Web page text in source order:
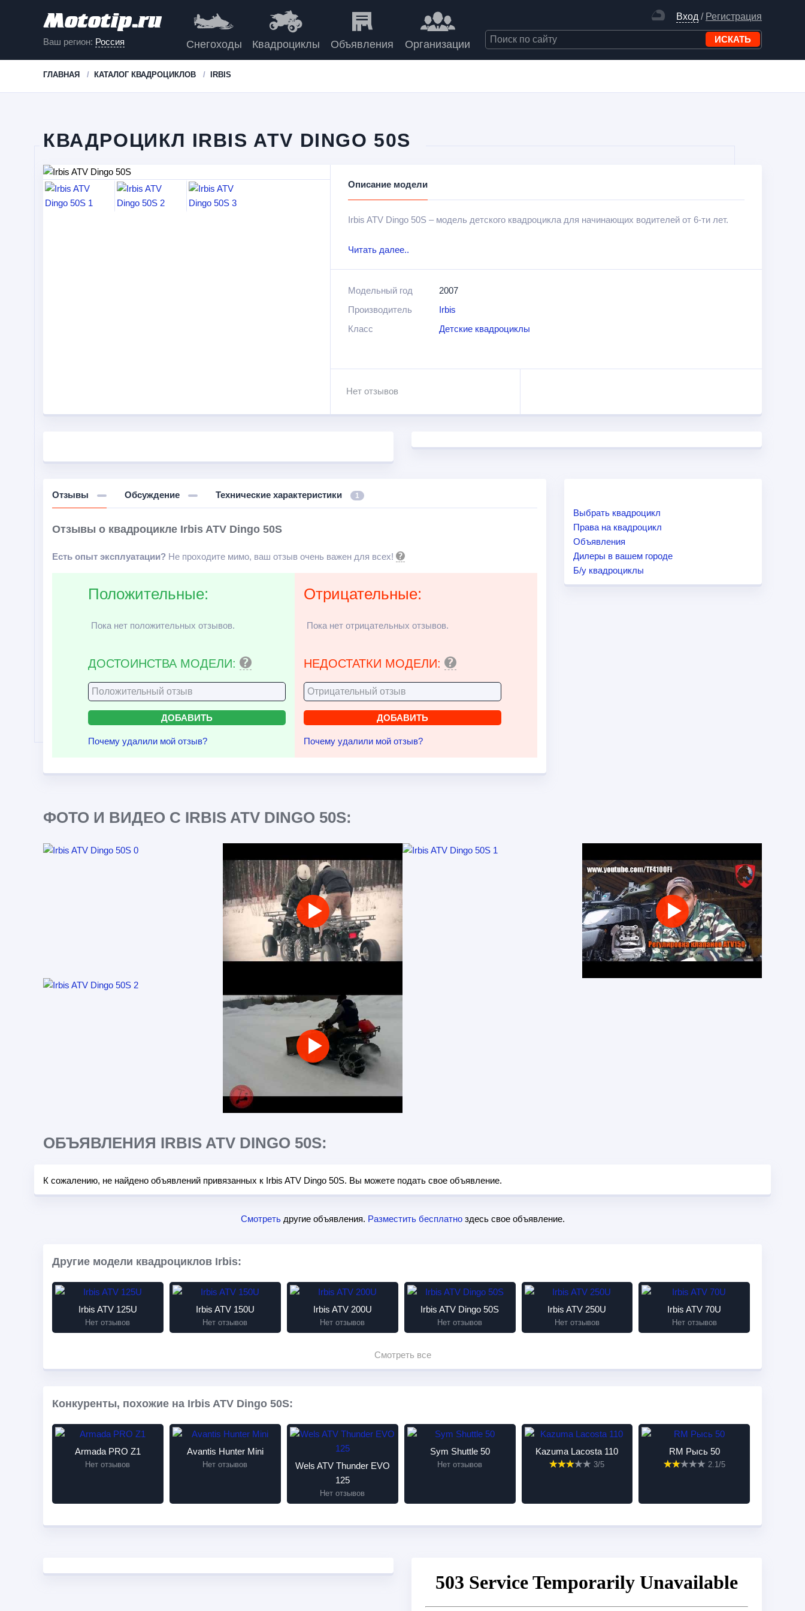
Ваш регион: Россия
Вход / Регистрация
Снегоходы Квадроциклы Объявления Организации
ГЛАВНАЯ КАТАЛОГ КВАДРОЦИКЛОВ IRBIS
КВАДРОЦИКЛ IRBIS ATV DINGO 50S
Описание модели
Irbis ATV Dingo 50S – модель детского квадроцикла для начинающих водителей от 6-ти лет.
Разработан для езды по пересеченной местности.
помещается в гараже) и стремительностью.
Читать далее..
Модельный год
2007
Производитель
Irbis
Класс
Детские квадроциклы
Нет отзывов
Отзывы Обсуждение Технические характеристики 1
Отзывы о квадроцикле Irbis ATV Dingo 50S
Есть опыт эксплуатации? Не проходите мимо, ваш отзыв очень важен для всех!
Положительные:
Пока нет положительных отзывов.
ДОСТОИНСТВА МОДЕЛИ:
Почему удалили мой отзыв?
Отрицательные:
Пока нет отрицательных отзывов.
НЕДОСТАТКИ МОДЕЛИ:
Почему удалили мой отзыв?
Выбрать квадроцикл
Права на квадроцикл
Объявления
Дилеры в вашем городе
Б/у квадроциклы
ФОТО И ВИДЕО С IRBIS ATV DINGO 50S:
ОБЪЯВЛЕНИЯ IRBIS ATV DINGO 50S:
К сожалению, не найдено объявлений привязанных к Irbis ATV Dingo 50S. Вы можете подать свое объявление.
Смотретьдругие объявления. Разместить бесплатноздесь свое объявление.
Другие модели квадроциклов Irbis:
Irbis ATV 125U
Нет отзывов
Irbis ATV 150U
Нет отзывов
Irbis ATV 200U
Нет отзывов
Irbis ATV Dingo 50S
Нет отзывов
Irbis ATV 250U
Нет отзывов
Irbis ATV 70U
Нет отзывов
Смотреть все
Конкуренты, похожие на Irbis ATV Dingo 50S:
Armada PRO Z1
Нет отзывов
Avantis Hunter Mini
Нет отзывов
Wels ATV Thunder EVO
125
Нет отзывов
Sym Shuttle 50
Нет отзывов
Kazuma Lacosta 110
3/5
RM Рысь 50
2.1/5